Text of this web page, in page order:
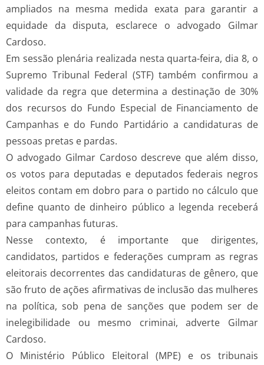
ampliados na mesma medida exata para garantir a
equidade da disputa, esclarece o advogado Gilmar
Cardoso.
Em sessão plenária realizada nesta quarta-feira, dia 8, o
Supremo Tribunal Federal (STF) também confirmou a
validade da regra que determina a destinação de 30%
dos recursos do Fundo Especial de Financiamento de
Campanhas e do Fundo Partidário a candidaturas de
pessoas pretas e pardas.
O advogado Gilmar Cardoso descreve que além disso,
os votos para deputadas e deputados federais negros
eleitos contam em dobro para o partido no cálculo que
define quanto de dinheiro público a legenda receberá
para campanhas futuras.
Nesse contexto, é importante que dirigentes,
candidatos, partidos e federações cumpram as regras
eleitorais decorrentes das candidaturas de gênero, que
são fruto de ações afirmativas de inclusão das mulheres
na política, sob pena de sanções que podem ser de
inelegibilidade ou mesmo criminai, adverte Gilmar
Cardoso.
O Ministério Público Eleitoral (MPE) e os tribunais